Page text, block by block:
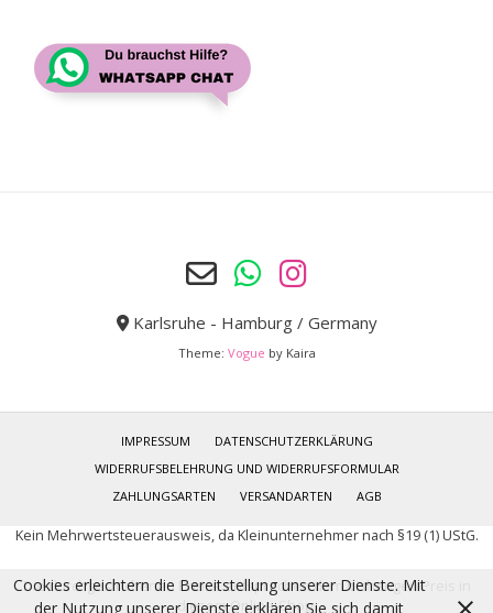
Karlsruhe - Hamburg / Germany
Theme: Vogue by Kaira
IMPRESSUM
DATENSCHUTZERKLÄRUNG
WIDERRUFSBELEHRUNG UND WIDERRUFSFORMULAR
ZAHLUNGSARTEN
VERSANDARTEN AGB
Kein Mehrwertsteuerausweis, da Kleinunternehmer nach §19 (1) UStG.
Die durchgestrichenen Preise entsprechen dem bisherigen Preis in
diesem Online-Shop.
Cookies erleichtern die Bereitstellung unserer Dienste. Mit
der Nutzung unserer Dienste erklären Sie sich damit